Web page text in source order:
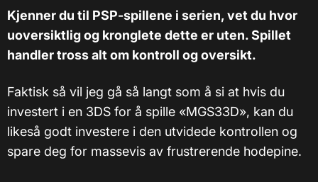
Kjenner du til PSP-spillene i serien, vet du hvor
uoversiktlig og kronglete dette er uten. Spillet
handler tross alt om kontroll og oversikt.
Faktisk så vil jeg gå så langt som å si at hvis du
investert i en 3DS for å spille «MGS33D», kan du
likeså godt investere i den utvidede kontrollen og
spare deg for massevis av frustrerende hodepine.